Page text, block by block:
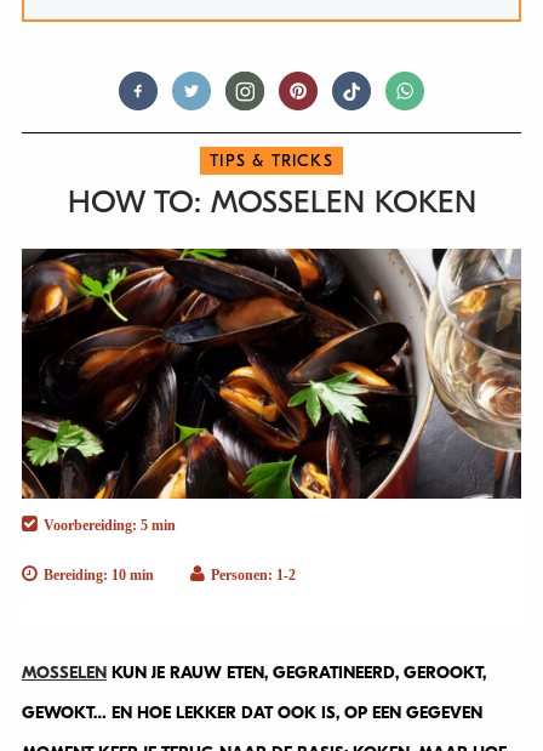
TIPS & TRICKS
HOW TO: MOSSELEN KOKEN
Voorbereiding: 5 min
Bereiding: 10 min Personen: 1-2
MOSSELENKUN JE RAUW ETEN, GEGRATINEERD, GEROOKT,
GEWOKT… EN HOE LEKKER DAT OOK IS, OP EEN GEGEVEN